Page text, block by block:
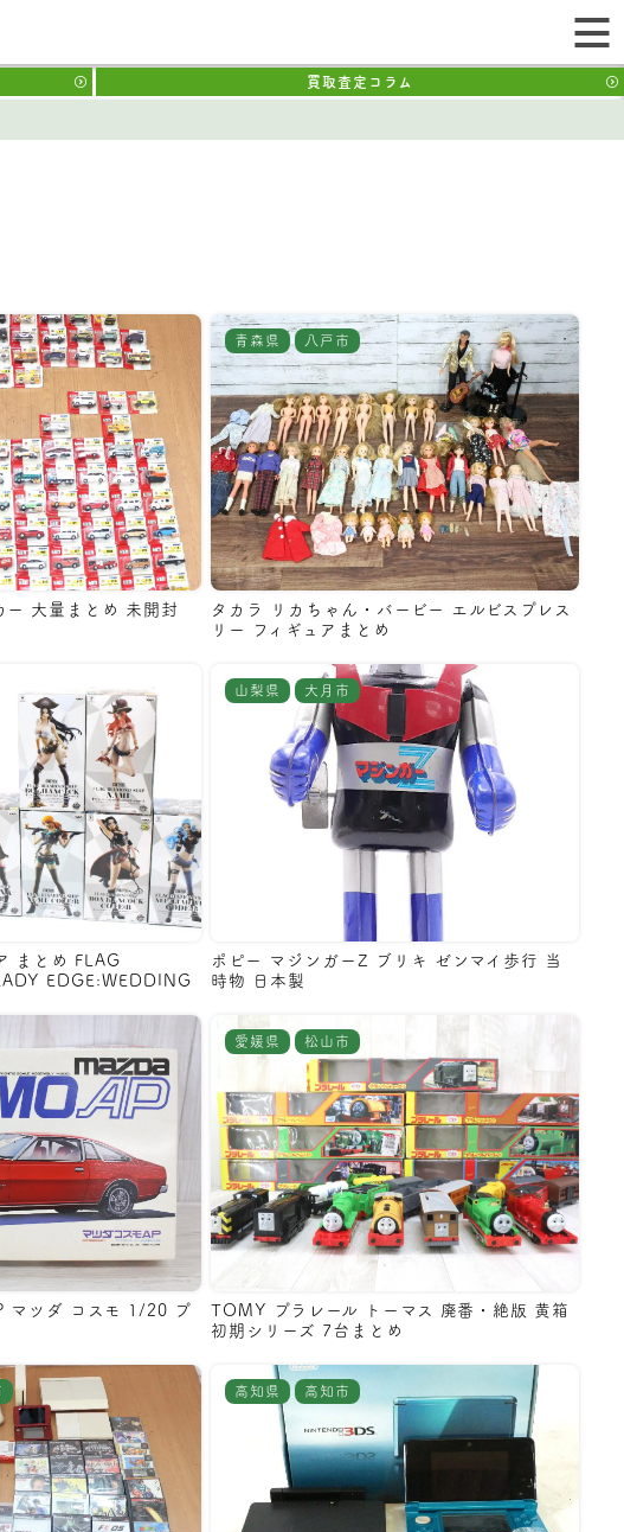
買取査定コラム
大量まとめ 未開封
青森県 八戸市
タカラ リカちゃん・バービー エルビスプレス
リー フィギュアまとめ
まとめ FLAG
EDGE:WEDDING
山梨県 大月市
ポピー マジンガーZ ブリキ ゼンマイ歩行 当
時物 日本製
マツダ コスモ 1/20 プ
愛媛県 松山市
TOMY プラレール トーマス 廃番・絶版 黄箱
初期シリーズ 7台まとめ
高知県 高知市